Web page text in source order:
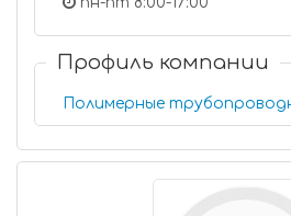
Профиль компании
Полимерные